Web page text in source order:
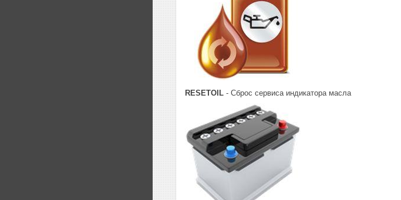
RESETOIL - Сброс сервиса индикатора масла